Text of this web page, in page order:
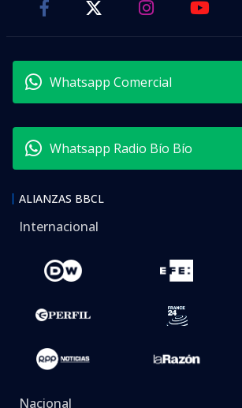
Whatsapp Comercial
Whatsapp Radio Bío Bío
ALIANZAS BBCL
Internacional
Nacional